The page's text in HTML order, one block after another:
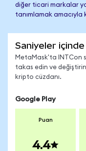
diğer ticari markalar
tanımlamak amacıyla
Saniyeler içinde
MetaMask'ta INTCon
takas edin ve
kripto cüzdanı.
Google Play
Puan
4.4